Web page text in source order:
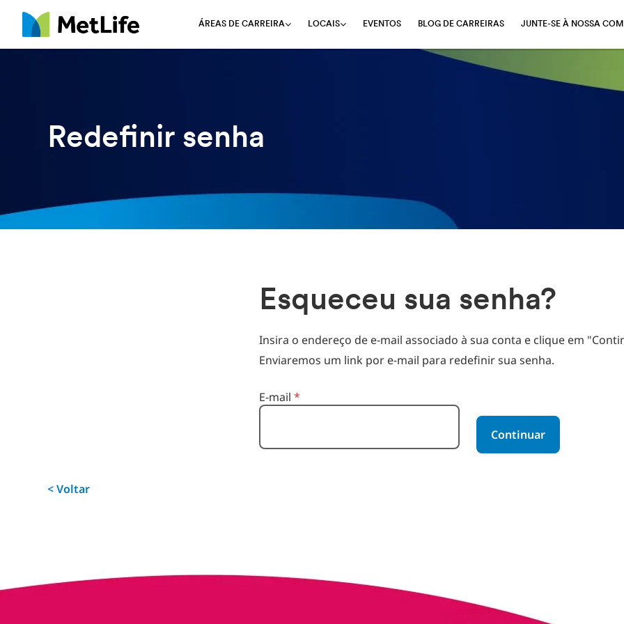
MetLife ÁREAS DE CARREIRA LOCAIS EVENTOS BLOG DE CARREIRAS JUNTE-SE À NOSSA
Redefinir senha
Esqueceu sua senha?
Insira o endereço de e-mail associado à sua conta e clique em
Enviaremos um link por e-mail para redefinir sua senha.
Redefinir senha com seu e-mail
E-mail *
Continuar
< Voltar